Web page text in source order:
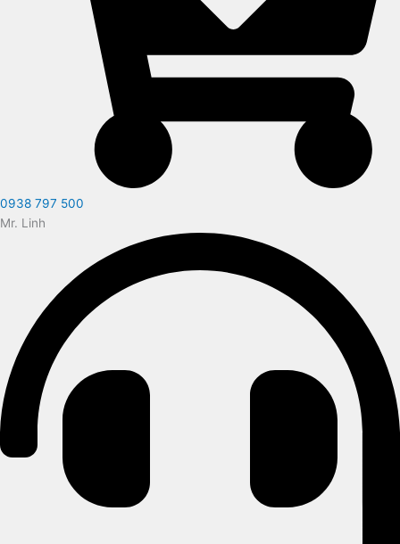
0938 797 500
Mr. Linh